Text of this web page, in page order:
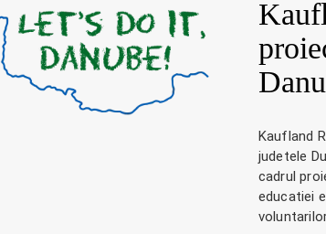
Kaufland
judetele
cadrul
educatiei